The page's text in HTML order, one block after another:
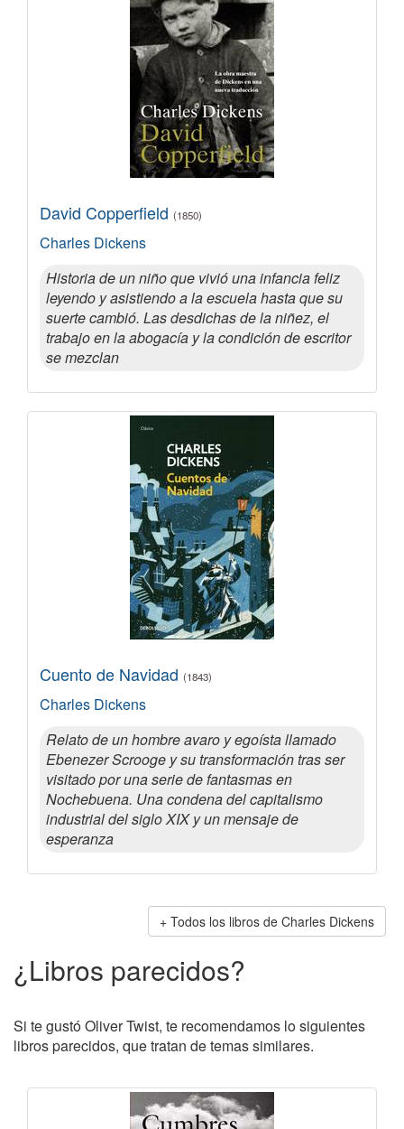
David Copperfield (1850)
Charles Dickens
Historia de un niño que vivió una infancia feliz
leyendo y asistiendo a la escuela hasta que su
suerte cambió. Las desdichas de la niñez, el
trabajo en la abogacía y la condición de escritor
se mezclan
Cuento de Navidad (1843)
Charles Dickens
Relato de un hombre avaro y egoísta llamado
Ebenezer Scrooge y su transformación tras ser
visitado por una serie de fantasmas en
Nochebuena. Una condena del capitalismo
industrial del siglo XIX y un mensaje de
esperanza
Todos los libros de Charles Dickens
¿Libros parecidos?
Si te gustó Oliver Twist, te recomendamos lo siguientes
libros parecidos, que tratan de temas similares.